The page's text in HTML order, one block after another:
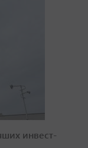
инвест-